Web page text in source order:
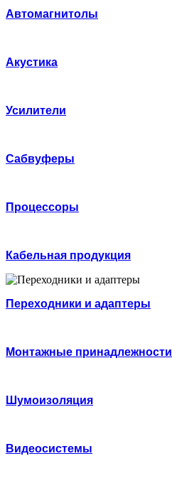
Автомагнитолы
Акустика
Усилители
Сабвуферы
Процессоры
Кабельная продукция
Переходники и адаптеры
Монтажные принадлежности
Шумоизоляция
Видеосистемы